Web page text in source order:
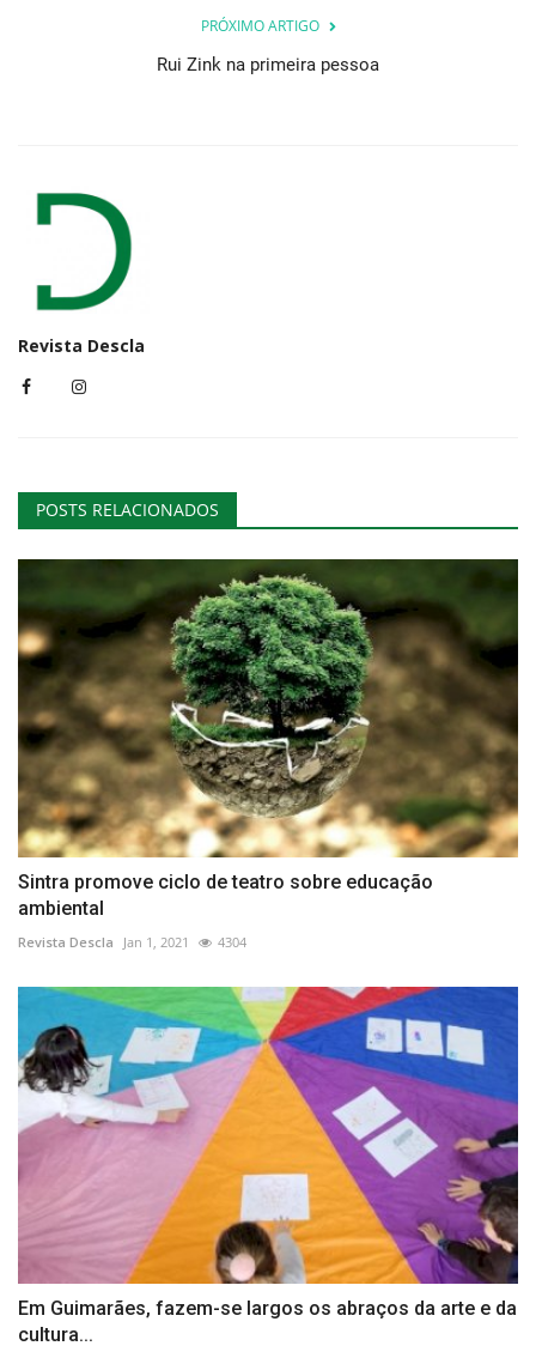
PRÓXIMO ARTIGO
Rui Zink na primeira pessoa
Revista Descla
POSTS RELACIONADOS
Sintra promove ciclo de teatro sobre educação
ambiental
Revista Descla Jan 1, 2021 4304
Em Guimarães, fazem-se largos os abraços da arte e da
cultura...